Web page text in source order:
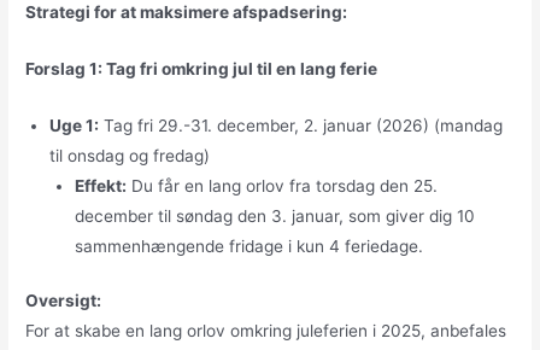
Strategi for at maksimere afspadsering:
Forslag 1: Tag fri omkring jul til en lang ferie
Uge 1: Tag fri 29.-31. december, 2. januar (2026) (mandag
til onsdag og fredag)
Effekt: Du får en lang orlov fra torsdag den 25.
december til søndag den 3. januar, som giver dig 10
sammenhængende fridage i kun 4 feriedage.
Oversigt:
For at skabe en lang orlov omkring juleferien i 2025, anbefales